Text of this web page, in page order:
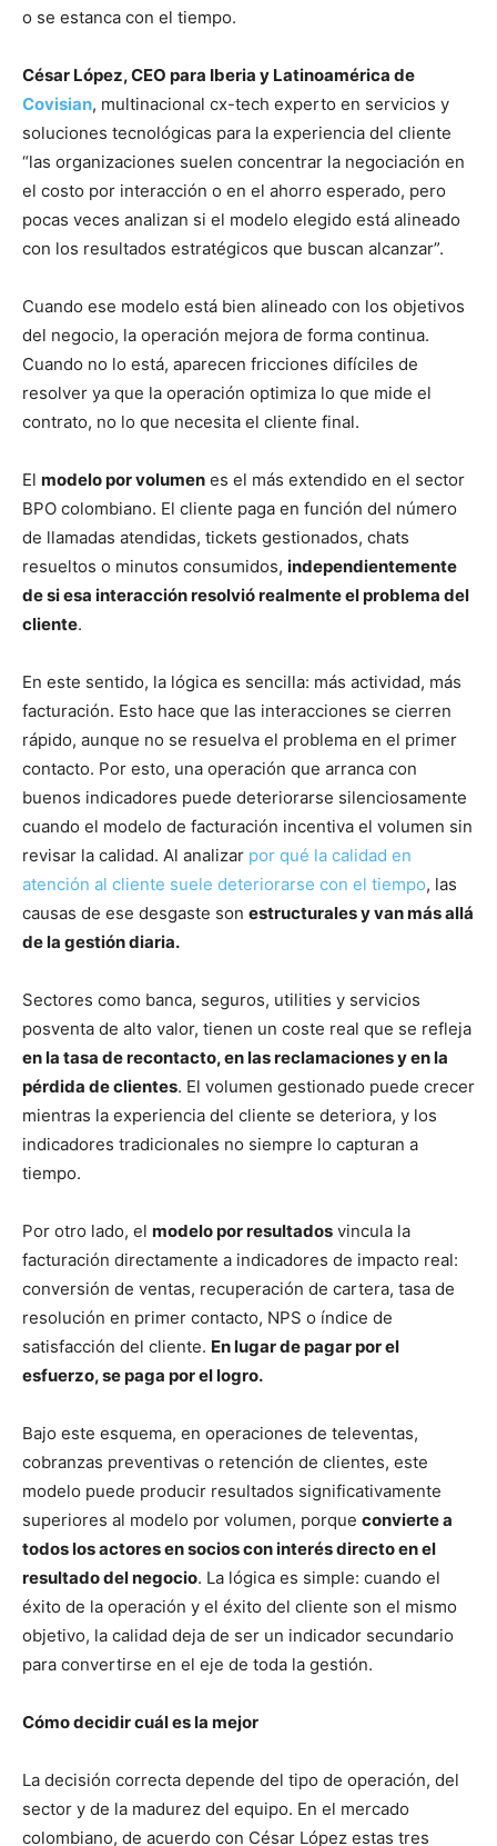
o se estanca con el tiempo.
César López, CEO para Iberia y Latinoamérica de
Covisian, multinacional cx-tech experto en servicios y
soluciones tecnológicas para la experiencia del cliente
“las organizaciones suelen concentrar la negociación en
el costo por interacción o en el ahorro esperado, pero
pocas veces analizan si el modelo elegido está alineado
con los resultados estratégicos que buscan alcanzar”.
Cuando ese modelo está bien alineado con los objetivos
del negocio, la operación mejora de forma continua.
Cuando no lo está, aparecen fricciones difíciles de
resolver ya que la operación optimiza lo que mide el
contrato, no lo que necesita el cliente final.
El modelo por volumen es el más extendido en el sector
BPO colombiano. El cliente paga en función del número
de llamadas atendidas, tickets gestionados, chats
resueltos o minutos consumidos, independientemente
de si esa interacción resolvió realmente el problema del
cliente.
En este sentido, la lógica es sencilla: más actividad, más
facturación. Esto hace que las interacciones se cierren
rápido, aunque no se resuelva el problema en el primer
contacto. Por esto, una operación que arranca con
buenos indicadores puede deteriorarse silenciosamente
cuando el modelo de facturación incentiva el volumen sin
revisar la calidad. Al analizar por qué la calidad en
atención al cliente suele deteriorarse con el tiempo, las
causas de ese desgaste son estructurales y van más allá
de la gestión diaria.
Sectores como banca, seguros, utilities y servicios
posventa de alto valor, tienen un coste real que se refleja
en la tasa de recontacto, en las reclamaciones y en la
pérdida de clientes. El volumen gestionado puede crecer
mientras la experiencia del cliente se deteriora, y los
indicadores tradicionales no siempre lo capturan a
tiempo.
Por otro lado, el modelo por resultados vincula la
facturación directamente a indicadores de impacto real:
conversión de ventas, recuperación de cartera, tasa de
resolución en primer contacto, NPS o índice de
satisfacción del cliente. En lugar de pagar por el
esfuerzo, se paga por el logro.
Bajo este esquema, en operaciones de televentas,
cobranzas preventivas o retención de clientes, este
modelo puede producir resultados significativamente
superiores al modelo por volumen, porque convierte a
todos los actores en socios con interés directo en el
resultado del negocio. La lógica es simple: cuando el
éxito de la operación y el éxito del cliente son el mismo
objetivo, la calidad deja de ser un indicador secundario
para convertirse en el eje de toda la gestión.
Cómo decidir cuál es la mejor
La decisión correcta depende del tipo de operación, del
sector y de la madurez del equipo. En el mercado
colombiano, de acuerdo con César López estas tres